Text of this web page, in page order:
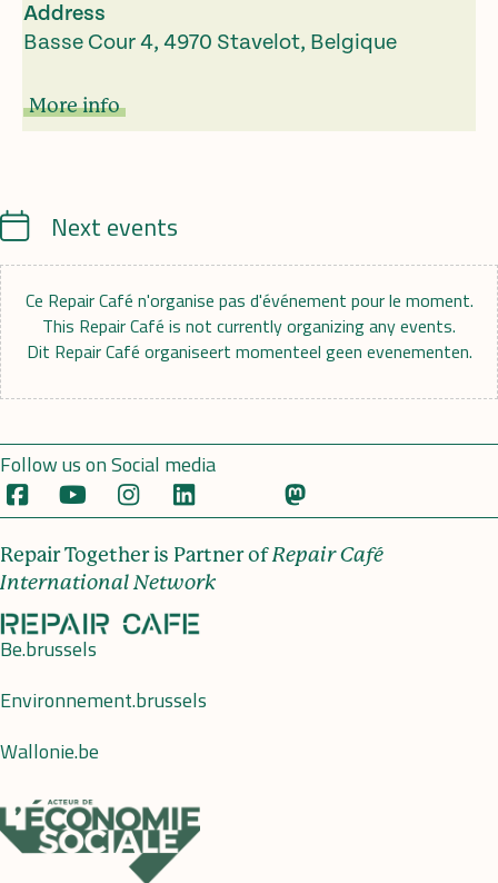
Address
Basse Cour 4, 4970 Stavelot, Belgique
More info
CalendrierNext events
Ce Repair Café n'organise pas d'événement pour le moment.
This Repair Café is not currently organizing any events.
Dit Repair Café organiseert momenteel geen evenementen.
Follow us on Social media
Repair Together is Partner ofRepair Café
International Network
Be.brussels
Environnement.brussels
Wallonie.be